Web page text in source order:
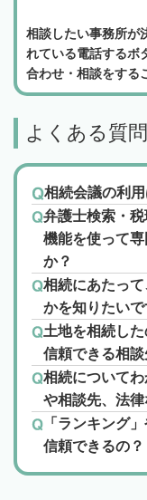
相談したい事務所が
れている電話するボ
合わせ・相談をする
よくある質問
相続会議の利
弁護士検索・
機能を使って
か？
相続にあたっ
かを知りたいで
土地を相続し
信頼できる相談
相続について
や相談先、法律
「ランキング
信頼できるの？